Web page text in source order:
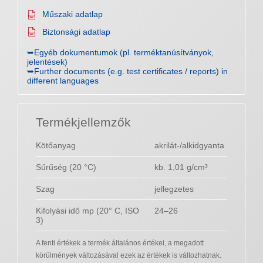
Műszaki adatlap
Biztonsági adatlap
➥Egyéb dokumentumok (pl. terméktanúsítványok,
jelentések)
➥Further documents (e.g. test certificates / reports) in
different languages
Termékjellemzők
Kötőanyag akrilát-/alkidgyanta
Sűrűség (20 °C) kb. 1,01 g/cm³
Szag jellegzetes
Kifolyási idő mp (20° C, ISO
3)
24–26
A fenti értékek a termék általános értékei, a megadott
körülmények változásával ezek az értékek is változhatnak.